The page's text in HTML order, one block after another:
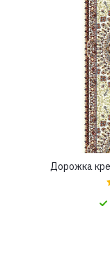
Дорожка